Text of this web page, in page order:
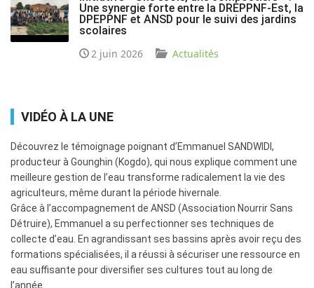
Une synergie forte entre la DREPPNF-Est, la
DPEPPNF et ANSD pour le suivi des jardins
scolaires
2 juin 2026
Actualités
VIDÉO À LA UNE
Découvrez le témoignage poignant d’Emmanuel SANDWIDI,
producteur à Gounghin (Kogdo), qui nous explique comment une
meilleure gestion de l’eau transforme radicalement la vie des
agriculteurs, même durant la période hivernale.
​Grâce à l’accompagnement de ANSD (Association Nourrir Sans
Détruire), Emmanuel a su perfectionner ses techniques de
collecte d’eau. En agrandissant ses bassins après avoir reçu des
formations spécialisées, il a réussi à sécuriser une ressource en
eau suffisante pour diversifier ses cultures tout au long de
l’année.